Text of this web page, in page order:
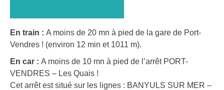
En train : A moins de 20 mn à pied de la gare de Port-
Vendres ! (environ 12 min et 1011 m).
En car : A moins de 10 mn à pied de l’arrêt PORT-
VENDRES – Les Quais !
Cet arrêt est situé sur les lignes : BANYULS SUR MER –